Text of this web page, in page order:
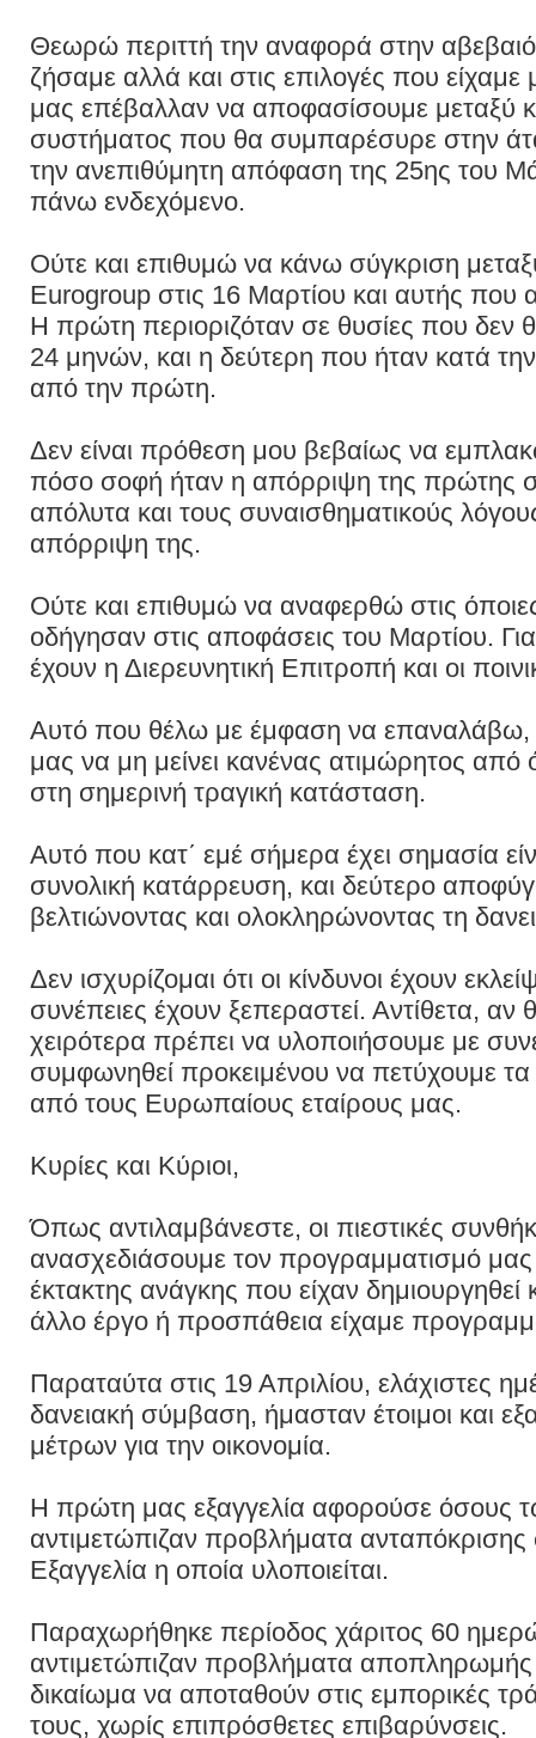
Θεωρώ περιττή την αναφορά στην
ζήσαμε αλλά και στις επιλογές που
μας επέβαλλαν να αποφασίσουμε μεταξύ
συστήματος που θα συμπαρέσυρε στην
την ανεπιθύμητη απόφαση της 25ης του
πάνω ενδεχόμενο.
Ούτε και επιθυμώ να κάνω σύγκριση
Eurogroup στις 16 Μαρτίου και αυτής που
Η πρώτη περιοριζόταν σε θυσίες που δεν
24 μηνών, και η δεύτερη που ήταν κατά
από την πρώτη.
Δεν είναι πρόθεση μου βεβαίως να
πόσο σοφή ήταν η απόρριψη της πρώτης
απόλυτα και τους συναισθηματικούς
απόρριψη της.
Ούτε και επιθυμώ να αναφερθώ στις
οδήγησαν στις αποφάσεις του Μαρτίου.
έχουν η Διερευνητική Επιτροπή και οι
Αυτό που θέλω με έμφαση να επαναλάβω,
μας να μη μείνει κανένας ατιμώρητος
στη σημερινή τραγική κατάσταση.
Αυτό που κατ΄ εμέ σήμερα έχει σημασία
συνολική κατάρρευση, και δεύτερο
βελτιώνοντας και ολοκληρώνοντας τη
Δεν ισχυρίζομαι ότι οι κίνδυνοι έχουν
συνέπειες έχουν ξεπεραστεί. Αντίθετα,
χειρότερα πρέπει να υλοποιήσουμε με
συμφωνηθεί προκειμένου να πετύχουμε
από τους Ευρωπαίους εταίρους μας.
Κυρίες και Κύριοι,
Όπως αντιλαμβάνεστε, οι πιεστικές
ανασχεδιάσουμε τον προγραμματισμό
έκτακτης ανάγκης που είχαν
άλλο έργο ή προσπάθεια είχαμε
Παραταύτα στις 19 Απριλίου, ελάχιστες
δανειακή σύμβαση, ήμασταν έτοιμοι και
μέτρων για την οικονομία.
Η πρώτη μας εξαγγελία αφορούσε όσους
αντιμετώπιζαν προβλήματα
Εξαγγελία η οποία υλοποιείται.
Παραχωρήθηκε περίοδος χάριτος 60
αντιμετώπιζαν προβλήματα αποπληρωμής
δικαίωμα να αποταθούν στις εμπορικές
τους, χωρίς επιπρόσθετες επιβαρύνσεις.